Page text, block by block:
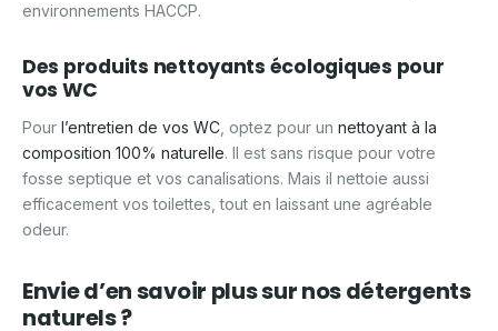
environnements HACCP.
Des produits nettoyants écologiques pour
vos WC
Pour l’entretien de vos WC , optez pour un nettoyant à la
composition 100% naturelle. Il est sans risque pour votre
fosse septique et vos canalisations. Mais il nettoie aussi
efficacement vos toilettes, tout en laissant une agréable
odeur.
Envie d’en savoir plus sur nos détergents
naturels ?